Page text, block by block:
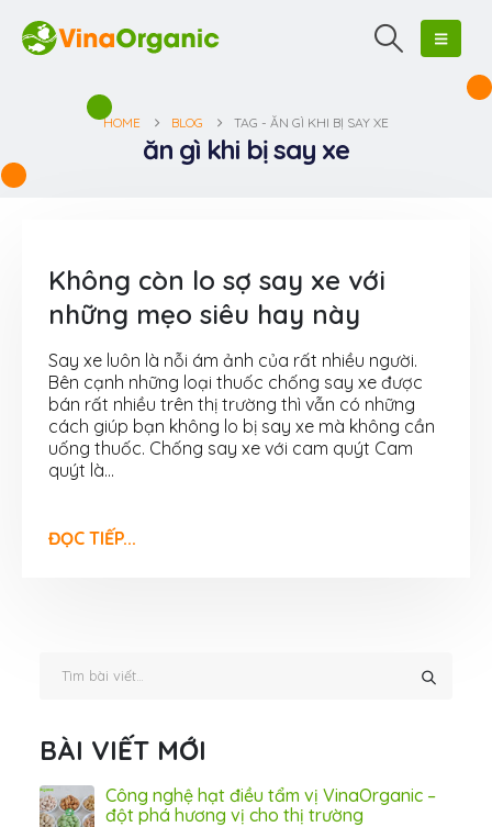
HOME BLOG TAG - ĂN GÌ KHI BỊ SAY XE
ăn gì khi bị say xe
Không còn lo sợ say xe với
những mẹo siêu hay này
Say xe luôn là nỗi ám ảnh của rất nhiều người.
Bên cạnh những loại thuốc chống say xe được
bán rất nhiều trên thị trường thì vẫn có những
cách giúp bạn không lo bị say xe mà không cần
uống thuốc. Chống say xe với cam quýt Cam
quýt là...
ĐỌC TIẾP...
BÀI VIẾT MỚI
Công nghệ hạt điều tẩm vị VinaOrganic –
đột phá hương vị cho thị trường